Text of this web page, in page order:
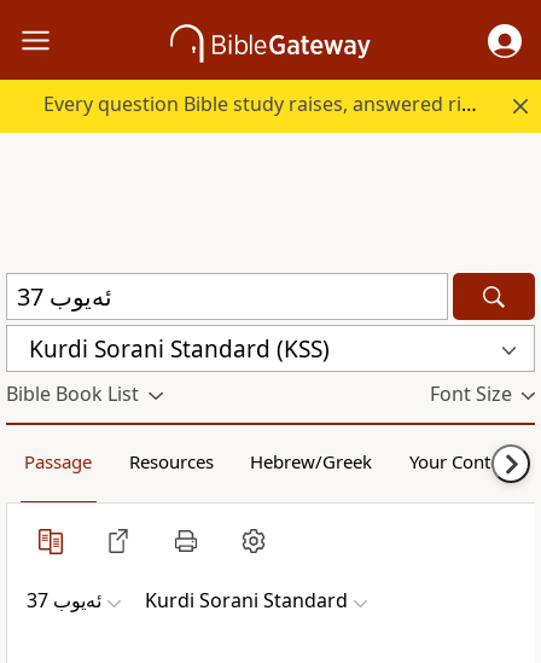
Every question Bible study raises, answered right here.
Kurdi Sorani Standard (KSS)
Bible Book List Font Size
Passage Resources Hebrew/Greek Your Content
ئەیوب 37 Kurdi Sorani Standard